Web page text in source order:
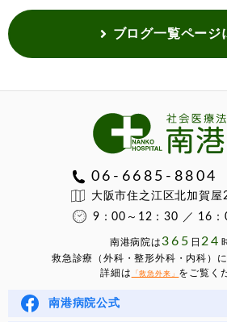
ブログ一覧ページ
06-6685-8804
大阪市住之江区北加賀
9：00～12：30 ／ 16：
南港病院は365 ⽇ 24
救急診療（外科・整形外科・内科）
詳細は
「救急外来」 をご覧く
南港病院公式